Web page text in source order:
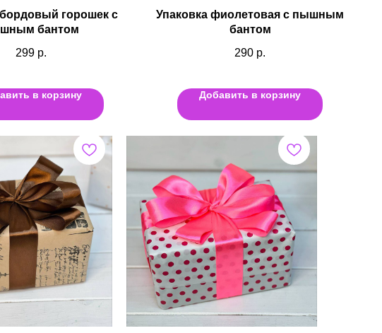
горошек с
бантом
299 р.
в корзину
Упаковка фиолетовая с пышным
бантом
290 р.
Добавить в корзину